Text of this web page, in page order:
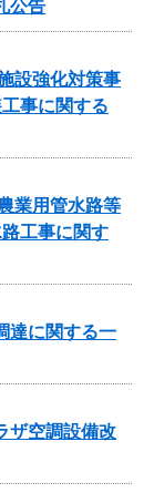
公告
設強化対策事
事に関する
業用管水路等
工事に関す
達に関する一
ザ空調設備改